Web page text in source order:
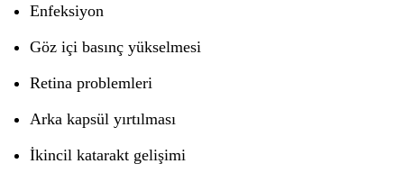
Enfeksiyon
Göz içi basınç yükselmesi
Retina problemleri
Arka kapsül yırtılması
İkincil katarakt gelişimi